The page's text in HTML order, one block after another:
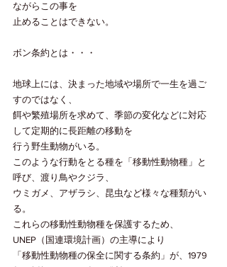
ながらこの事を
止めることはできない。
ボン条約とは・・・
地球上には、決まった地域や場所で一生を過ご
すのではなく、
餌や繁殖場所を求めて、季節の変化などに対応
して定期的に長距離の移動を
行う野生動物がいる。
このような行動をとる種を「移動性動物種」と
呼び、渡り鳥やクジラ、
ウミガメ、アザラシ、昆虫など様々な種類がい
る。
これらの移動性動物種を保護するため、
UNEP（国連環境計画）の主導により
「移動性動物種の保全に関する条約」が、1979